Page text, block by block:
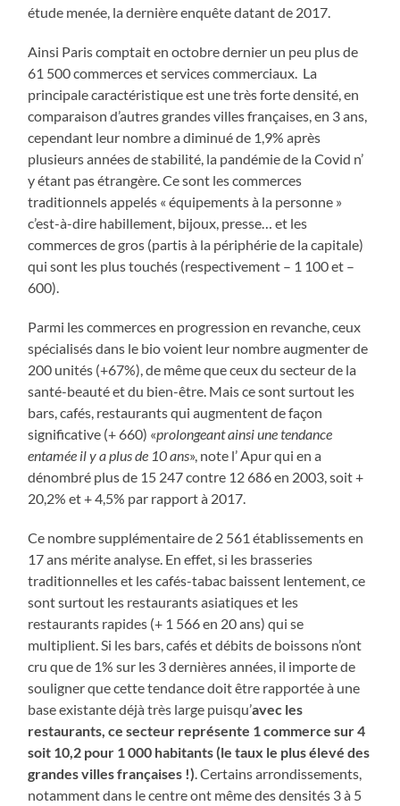
étude menée, la dernière enquête datant de 2017.
Ainsi Paris comptait en octobre dernier un peu plus de
61 500 commerces et services commerciaux. La
principale caractéristique est une très forte densité, en
comparaison d’autres grandes villes françaises, en 3 ans,
cependant leur nombre a diminué de 1,9% après
plusieurs années de stabilité, la pandémie de la Covid n’
y étant pas étrangère. Ce sont les commerces
traditionnels appelés « équipements à la personne »
c’est-à-dire habillement, bijoux, presse… et les
commerces de gros (partis à la périphérie de la capitale)
qui sont les plus touchés (respectivement – 1 100 et –
600).
Parmi les commerces en progression en revanche, ceux
spécialisés dans le bio voient leur nombre augmenter de
200 unités (+67%), de même que ceux du secteur de la
santé-beauté et du bien-être. Mais ce sont surtout les
bars, cafés, restaurants qui augmentent de façon
significative (+ 660) «prolongeant ainsi une tendance
entamée il y a plus de 10 ans», note l’ Apur qui en a
dénombré plus de 15 247 contre 12 686 en 2003, soit +
20,2% et + 4,5% par rapport à 2017.
Ce nombre supplémentaire de 2 561 établissements en
17 ans mérite analyse. En effet, si les brasseries
traditionnelles et les cafés-tabac baissent lentement, ce
sont surtout les restaurants asiatiques et les
restaurants rapides (+ 1 566 en 20 ans) qui se
multiplient. Si les bars, cafés et débits de boissons n’ont
cru que de 1% sur les 3 dernières années, il importe de
souligner que cette tendance doit être rapportée à une
base existante déjà très large puisqu’avec les
restaurants, ce secteur représente 1 commerce sur 4
soit 10,2 pour 1 000 habitants (le taux le plus élevé des
grandes villes françaises !) . Certains arrondissements,
notamment dans le centre ont même des densités 3 à 5